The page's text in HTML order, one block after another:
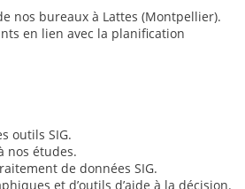
nos bureaux à Lattes (Montpellier).
en lien avec la planification
outils SIG.
nos études.
de données SIG.
et d’outils d’aide à la décision.